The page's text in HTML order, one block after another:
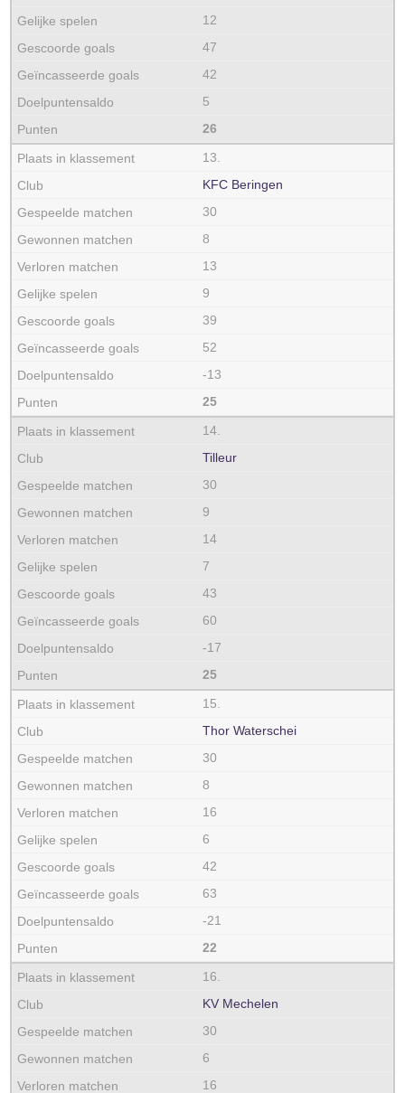
12
47
42
5
26
13.
KFC Beringen
30
8
13
9
39
52
-13
25
14.
Tilleur
30
9
14
7
43
60
-17
25
15.
Thor Waterschei
30
8
16
6
42
63
-21
22
16.
KV Mechelen
30
6
16